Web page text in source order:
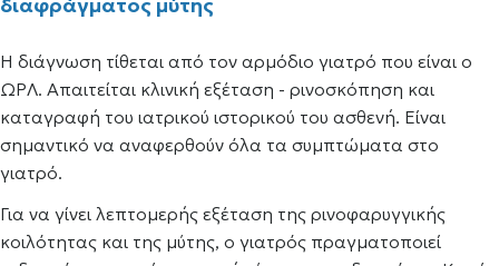
διαφράγματος μύτης
Η διάγνωση τίθεται από τον αρμόδιο γιατρό που είναι ο
ΩΡΛ. Απαιτείται κλινική εξέταση - ρινοσκόπηση και
καταγραφή του ιατρικού ιστορικού του ασθενή. Είναι
σημαντικό να αναφερθούν όλα τα συμπτώματα στο
γιατρό.
Για να γίνει λεπτομερής εξέταση της ρινοφαρυγγικής
κοιλότητας και της μύτης, ο γιατρός πραγματοποιεί